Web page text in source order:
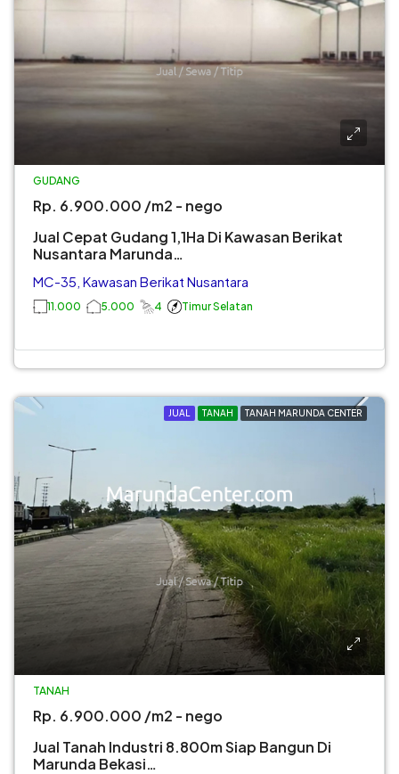
GUDANG
Rp. 6.900.000 /m2 - nego
Jual Cepat Gudang 1,1Ha Di Kawasan Berikat
Nusantara Marunda…
MC-35, Kawasan Berikat Nusantara
11.000 5.000 4 Timur Selatan
JUAL TANAH TANAH MARUNDA CENTER
TANAH
Rp. 6.900.000 /m2 - nego
Jual Tanah Industri 8.800m Siap Bangun Di
Marunda Bekasi…